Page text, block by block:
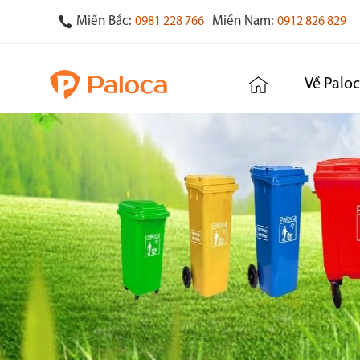
Miền Bắc: 0981 228 766 Miền Nam: 0912 826 829
Về